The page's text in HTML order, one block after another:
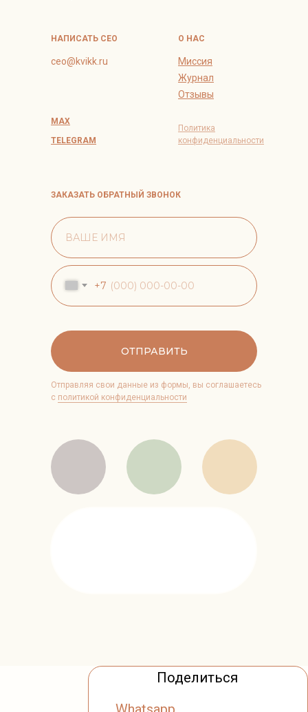
Политика
конфиденциальности
ЗАКАЗАТЬ ОБРАТНЫЙ ЗВОНОК
Миссия
Журнал
Отзывы
О НАС
ceo@kvikk.ru
НАПИСАТЬ СЕО
MAX
TELEGRAM
+7
ОТПРАВИТЬ
Отправляя свои данные из формы, вы соглашаетесь
с политикой конфиденциальности
Поделиться